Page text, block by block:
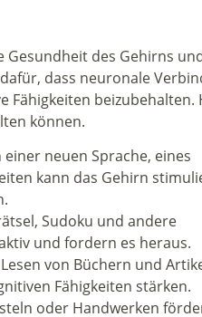
des Gehirns
dass neuronale
Fähigkeiten beizubehalten.
können.
neuen Sprache, eines
kann das Gehirn
Sudoku und andere
und fordern es heraus.
von Büchern und
Fähigkeiten stärken.
oder Handwerken